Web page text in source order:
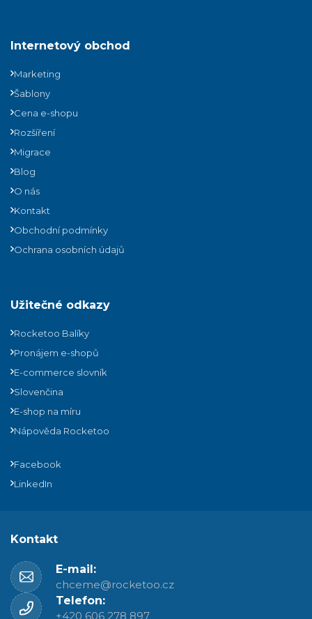
Internetový obchod
Marketing
Šablony
Cena e-shopu
Rozšíření
Migrace
Blog
O nás
Kontakt
Obchodní podmínky
Ochrana osobních údajů
Užitečné odkazy
Rocketoo Balíky
Pronájem e-shopů
E-commerce slovník
Slovenčina
E-shop na míru
Nápověda Rocketoo
Facebook
LinkedIn
Kontakt
E-mail:
chceme@rocketoo.cz
Telefon:
+420 606 278 897